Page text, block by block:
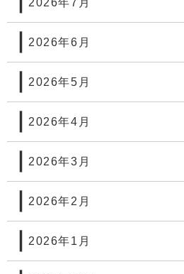
2026年7月
2026年6月
2026年5月
2026年4月
2026年3月
2026年2月
2026年1月